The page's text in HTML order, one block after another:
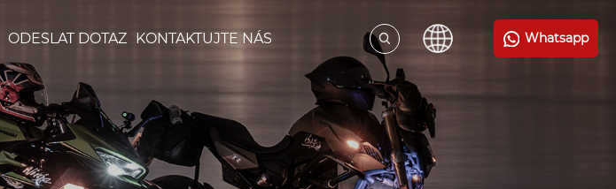
ODESLAT DOTAZ KONTAKTUJTE NÁS Whatsapp